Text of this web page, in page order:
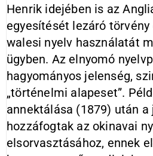
Henrik idejében is az
egyesítését lezáró
walesi nyelv használatát
ügyben. Az elnyomó
hagyományos jelenség,
„történelmi alapeset”.
annektálása (1879) után
hozzáfogtak az okinavai
elsorvasztásához, ennek